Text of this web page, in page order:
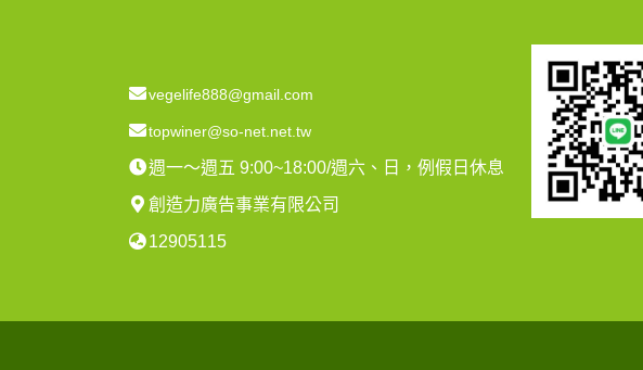
vegelife888@gmail.com
topwiner@so-net.net.tw
週一～週五 9:00~18:00/週六、日，例假日休息
創造力廣告事業有限公司
12905115